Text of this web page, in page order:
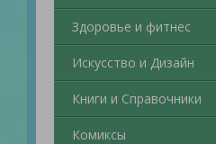
Здоровье и фитнес
Искусство и Дизайн
Книги и Справочники
Комиксы